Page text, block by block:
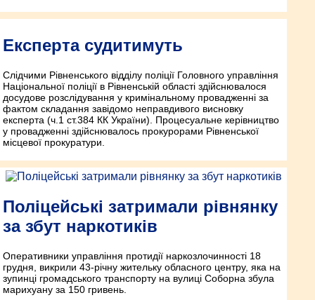
Експерта судитимуть
Слідчими Рівненського відділу поліції Головного управління
Національної поліції в Рівненській області здійснювалося
досудове розслідування у кримінальному провадженні за
фактом складання завідомо неправдивого висновку
експерта (ч.1 ст.384 КК України). Процесуальне керівництво
у провадженні здійснювалось прокурорами Рівненської
місцевої прокуратури.
Поліцейські затримали рівнянку
за збут наркотиків
Оперативники управління протидії наркозлочинності 18
грудня, викрили 43-річну жительку обласного центру, яка на
зупинці громадського транспорту на вулиці Соборна збула
марихуану за 150 гривень.